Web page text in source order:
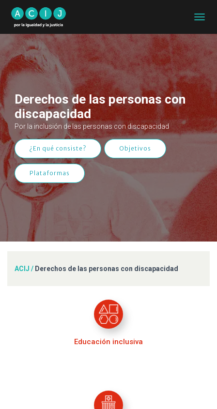
MODO
Derechos de las personas con
discapacidad
Por la inclusión de las personas con discapacidad
¿En qué consiste? Objetivos
Plataformas
ACIJ / Derechos de las personas con discapacidad
Educación inclusiva